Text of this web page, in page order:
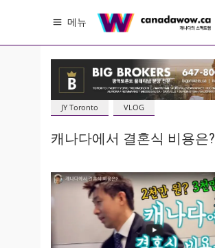
메뉴
JY Toronto VLOG
캐나다에서 결혼식 비용은?